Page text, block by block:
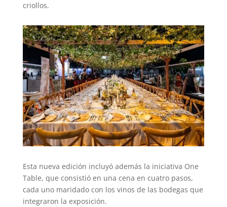
criollos.
Esta nueva edición incluyó además la iniciativa One
Table, que consistió en una cena en cuatro pasos,
cada uno maridado con los vinos de las bodegas que
integraron la exposición.